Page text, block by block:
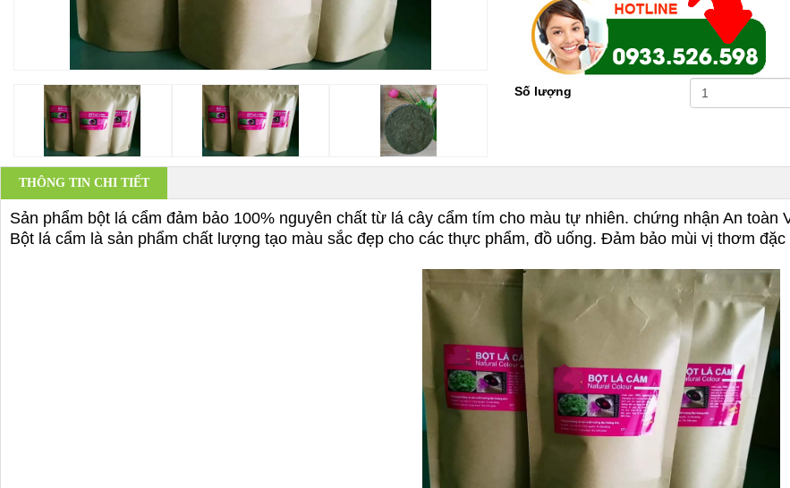
Số lượng
THÔNG TIN CHI TIẾT
Sản phẩm bột lá cẩm đảm bảo 100% nguyên chất từ lá cây cẩm tím cho màu tự nhiên. chứng nhận An toàn
Bột lá cẩm là sản phẩm chất lượng tạo màu sắc đẹp cho các thực phẩm, đồ uống. Đảm bảo mùi vị thơm đặc